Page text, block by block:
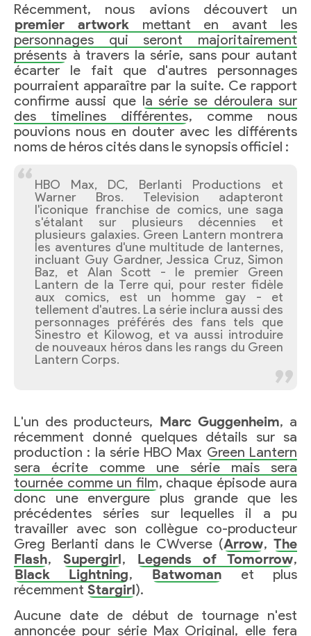
Récemment, nous avions découvert un
premier artworkmettant en avant les
personnages qui seront majoritairement
présents à travers la série, sans pour autant
écarter le fait que d'autres personnages
pourraient apparaître par la suite. Ce rapport
confirme aussi que la série se déroulera sur
des timelines différentes, comme nous
pouvions nous en douter avec les différents
noms de héros cités dans le synopsis officiel :
HBO Max, DC, Berlanti Productions et
Warner Bros. Television adapteront
l'iconique franchise de comics, une saga
s'étalant sur plusieurs décennies et
plusieurs galaxies. Green Lantern montrera
les aventures d'une multitude de lanternes,
incluant Guy Gardner, Jessica Cruz, Simon
Baz, et Alan Scott - le premier Green
Lantern de la Terre qui, pour rester fidèle
aux comics, est un homme gay - et
tellement d'autres. La série inclura aussi des
personnages préférés des fans tels que
Sinestro et Kilowog, et va aussi introduire
de nouveaux héros dans les rangs du Green
Lantern Corps.
L'un des producteurs, Marc Guggenheim, a
récemment donné quelques détails sur sa
production : la série HBO Max Green Lantern
sera écrite comme une série mais sera
tournée comme un film, chaque épisode aura
donc une envergure plus grande que les
précédentes séries sur lequelles il a pu
travailler avec son collègue co-producteur
Greg Berlanti dans le CWverse (Arrow, The
Flash, Supergirl, Legends of Tomorrow,
Black Lightning, Batwoman et plus
récemment Stargirl).
Aucune date de début de tournage n'est
annoncée pour série Max Original, elle fera